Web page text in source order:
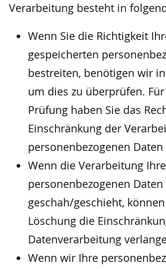
Verarbeitung besteht in
Wenn Sie die Richtigkeit
gespeicherten
bestreiten, benötigen wir
um dies zu überprüfen.
Prüfung haben Sie das
Einschränkung der
personenbezogenen
Wenn die Verarbeitung
personenbezogenen
geschah/geschieht,
Löschung die
Datenverarbeitung
Wenn wir Ihre